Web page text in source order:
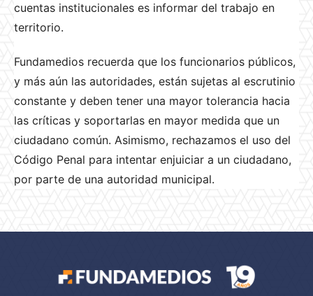
cuentas institucionales es informar del trabajo en
territorio.
Fundamedios recuerda que los funcionarios públicos,
y más aún las autoridades, están sujetas al escrutinio
constante y deben tener una mayor tolerancia hacia
las críticas y soportarlas en mayor medida que un
ciudadano común. Asimismo, rechazamos el uso del
Código Penal para intentar enjuiciar a un ciudadano,
por parte de una autoridad municipal.